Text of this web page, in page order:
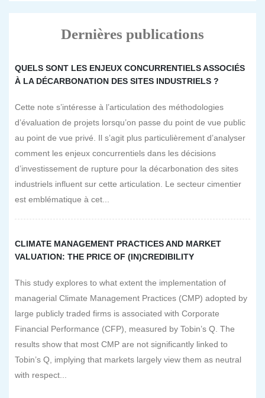
Dernières publications
QUELS SONT LES ENJEUX CONCURRENTIELS ASSOCIÉS
À LA DÉCARBONATION DES SITES INDUSTRIELS ?
Cette note s’intéresse à l’articulation des méthodologies
d’évaluation de projets lorsqu’on passe du point de vue public
au point de vue privé. Il s’agit plus particulièrement d’analyser
comment les enjeux concurrentiels dans les décisions
d’investissement de rupture pour la décarbonation des sites
industriels influent sur cette articulation. Le secteur cimentier
est emblématique à cet...
CLIMATE MANAGEMENT PRACTICES AND MARKET
VALUATION: THE PRICE OF (IN)CREDIBILITY
This study explores to what extent the implementation of
managerial Climate Management Practices (CMP) adopted by
large publicly traded firms is associated with Corporate
Financial Performance (CFP), measured by Tobin’s Q. The
results show that most CMP are not significantly linked to
Tobin’s Q, implying that markets largely view them as neutral
with respect...